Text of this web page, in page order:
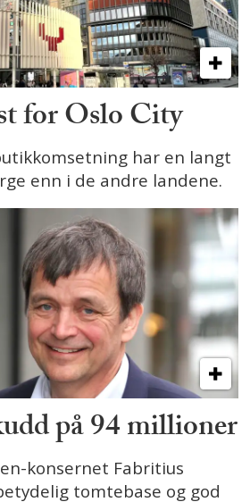
for Oslo City
har en langt
enn i de andre landene.
på 94 millioner
konsernet Fabritius
tomtebase og god